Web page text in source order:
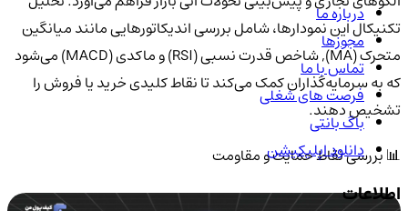
تکنیکال این نمودارها، شامل بررسی اندیکاتورهایی مانند میانگین
متحرک (MA), شاخص قدرت نسبی (RSI) و ماکدی (MACD) می‌شود
که به سرمایه‌گذاران کمک می‌کند تا نقاط کلیدی خرید یا فروش را
تشخیص دهند.
📊 بررسی نقاط حمایت و مقاومت
درباره ما
مجوزها
تماس با ما
فرصت های شغلی
باگ بانتی
دانلود اپلیکیشن
اطلاعات